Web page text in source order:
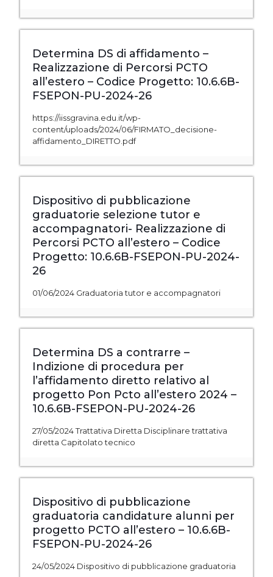
Determina DS di affidamento –
Realizzazione di Percorsi PCTO
all’estero – Codice Progetto: 10.6.6B-
FSEPON-PU-2024-26
https://iissgravina.edu.it/wp-
content/uploads/2024/06/FIRMATO_decisione-
affidamento_DIRETTO.pdf
Dispositivo di pubblicazione
graduatorie selezione tutor e
accompagnatori- Realizzazione di
Percorsi PCTO all’estero – Codice
Progetto: 10.6.6B-FSEPON-PU-2024-
26
01/06/2024 Graduatoria tutor e accompagnatori
Determina DS a contrarre –
Indizione di procedura per
l’affidamento diretto relativo al
progetto Pon Pcto all’estero 2024 –
10.6.6B-FSEPON-PU-2024-26
27/05/2024 Trattativa Diretta Disciplinare trattativa
diretta Capitolato tecnico
Dispositivo di pubblicazione
graduatoria candidature alunni per
progetto PCTO all’estero – 10.6.6B-
FSEPON-PU-2024-26
24/05/2024 Dispositivo di pubblicazione graduatoria